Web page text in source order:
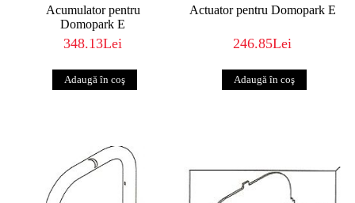
Acumulator pentru
Domopark E
348.13Lei
Actuator pentru Domopark E
246.85Lei